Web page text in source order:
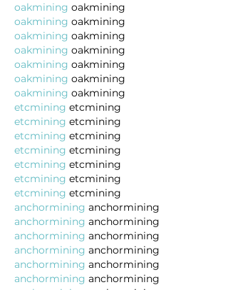
oakmining oakmining
oakmining oakmining
oakmining oakmining
oakmining oakmining
oakmining oakmining
oakmining oakmining
oakmining oakmining
etcmining etcmining
etcmining etcmining
etcmining etcmining
etcmining etcmining
etcmining etcmining
etcmining etcmining
etcmining etcmining
anchormining anchormining
anchormining anchormining
anchormining anchormining
anchormining anchormining
anchormining anchormining
anchormining anchormining